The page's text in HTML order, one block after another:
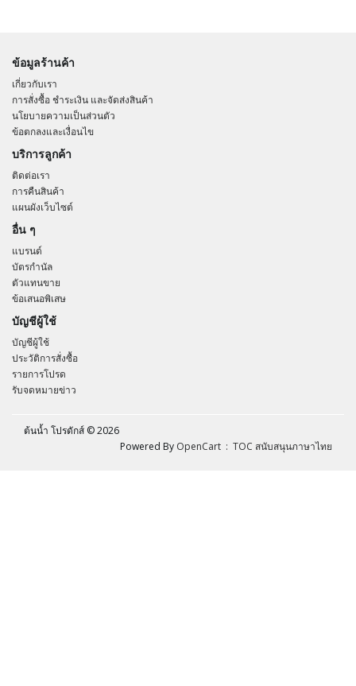
ข้อมูลร้านค้า
เกี่ยวกับเรา
การสั่งซื้อ ชำระเงิน และจัดส่งสินค้า
นโยบายความเป็นส่วนตัว
ข้อตกลงและเงื่อนไข
บริการลูกค้า
ติดต่อเรา
การคืนสินค้า
แผนผังเว็บไซต์
อื่น ๆ
แบรนด์
บัตรกำนัล
ตัวแทนขาย
ข้อเสนอพิเสษ
บัญชีผู้ใช้
บัญชีผู้ใช้
ประวัติการสั่งซื้อ
รายการโปรด
รับจดหมายข่าว
ต้นน้ำ โปรดักส์ © 2026
: TOC สนับสนุนภาษาไทย
Powered By OpenCart